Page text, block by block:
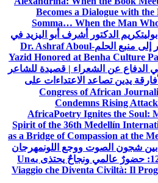
Becomes a Dialogue with
Somma… When the Man
تكريم الدكتور أشرف أبو اليزيد في
منبع الحلمDr. Ashraf Aboul-
Yazid Honored at Benha Culture
الدفاع عن الشعراء | قصيدة للشاعر
يدين تصاعد الاعتداءات على
Congress of African
Condemns Rising
AfricaPoetry Ignites the Soul:
Spirit of the 36th Medellín
as a Bridge of Compassion at the
شجون الصوت ووجع اللونمهرجان
Un
Viaggio che Diventa Civiltà: Il